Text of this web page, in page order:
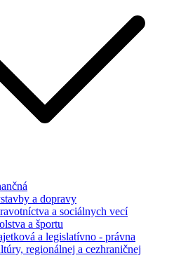
a dopravy
a sociálnych vecí
a športu
a legislatívno - právna
regionálnej a cezhraničnej